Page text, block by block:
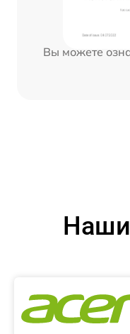
Вы можете